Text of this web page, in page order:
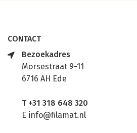
CONTACT
Bezoekadres
Morsestraat 9-11
6716 AH Ede
T +31 318 648 320
E info@filamat.nl